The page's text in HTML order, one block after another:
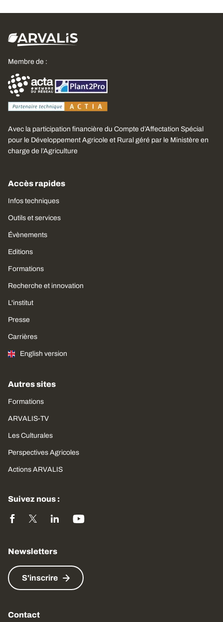
Membre de :
Avec la participation financière du Compte d’Affectation Spécial
pour le Développement Agricole et Rural géré par le Ministère en
charge de l’Agriculture
Accès rapides
Infos techniques
Outils et services
Évènements
Editions
Formations
Recherche et innovation
L'institut
Presse
Carrières
English version
Autres sites
Formations
ARVALIS-TV
Les Culturales
Perspectives Agricoles
Actions ARVALIS
Suivez nous :
Newsletters
S'inscrire
Contact